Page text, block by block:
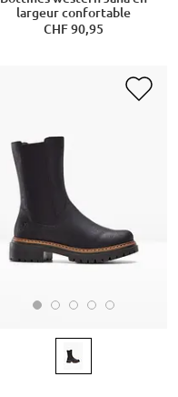
largeur confortable
CHF 90,95